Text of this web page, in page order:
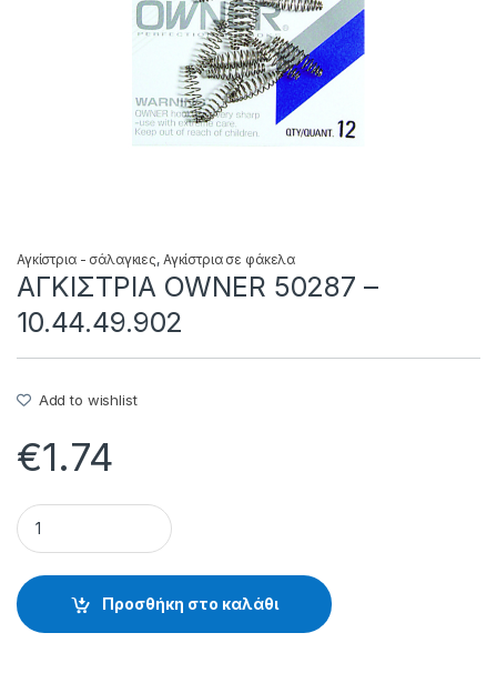
Αγκίστρια - σάλαγκιες, Αγκίστρια σε φάκελα
ΑΓΚΙΣΤΡΙΑ OWNER 50287 –
10.44.49.902
Add to wishlist
€1.74
ΑΓΚΙΣΤΡΙΑ OWNER 50287 - 10.44.49.902 quantity
Προσθήκη στο καλάθι